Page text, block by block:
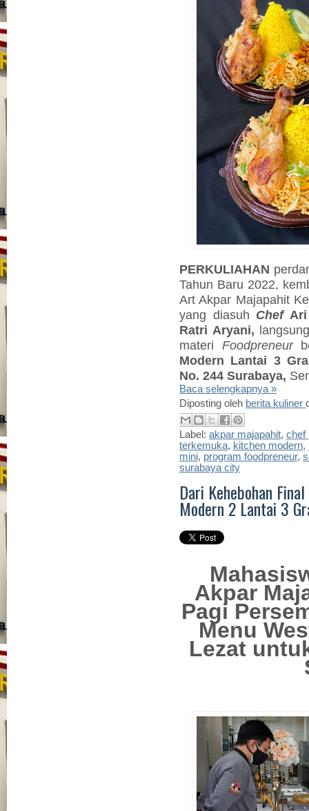
PERKULIAHAN
Tahun Baru 2022,
Art Akpar Majapahit
yang diasuh ChefAri
Ratri Aryani,
materi Foodpreneur
Modern Lantai 3
No. 244 Surabaya,
Baca selengkapnya »
Diposting oleh berita kuliner
Label: akpar majapahit, chef
terkemuka, kitchen modern,
mini, program foodpreneur,
surabaya city
Dari Kehebohan
Modern 2 Lantai 3
Akpar
Pagi
Menu
Lezat